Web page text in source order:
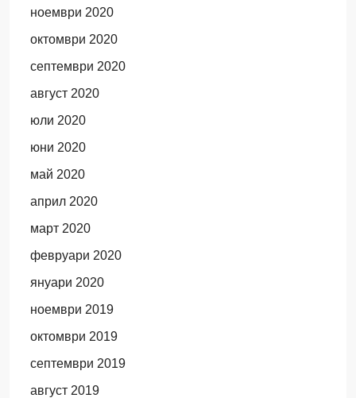
ноември 2020
октомври 2020
септември 2020
август 2020
юли 2020
юни 2020
май 2020
април 2020
март 2020
февруари 2020
януари 2020
ноември 2019
октомври 2019
септември 2019
август 2019